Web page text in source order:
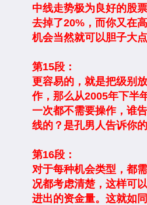
中线走势极为良好的股
去掉了20%，而你又在
机会当然就可以胆子大点
第15段：
更容易的，就是把级别
作，那么从2005年下半
一次都不需要操作，谁
线的？是孔男人告诉你
第16段：
对于每种机会类型，都
况都考虑清楚，这样可
进出的资金量。这就如